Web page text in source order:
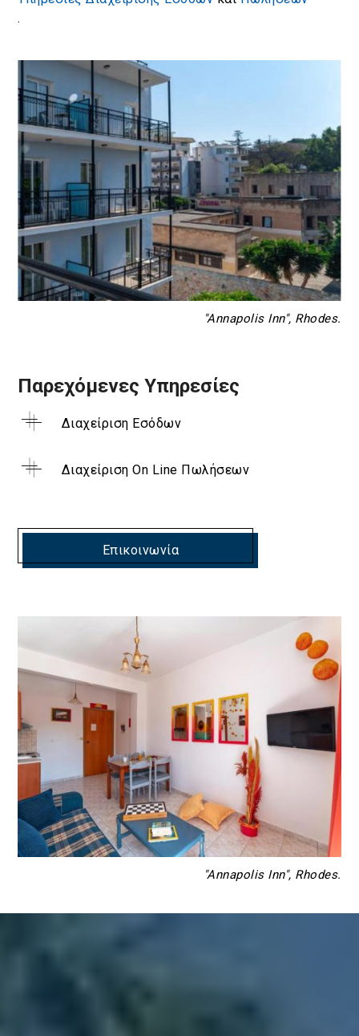
.
"Annapolis Inn", Rhodes.
Παρεχόμενες Υπηρεσίες
Διαχείριση Εσόδων
Διαχείριση On Line Πωλήσεων
Επικοινωνία
"Annapolis Inn", Rhodes.